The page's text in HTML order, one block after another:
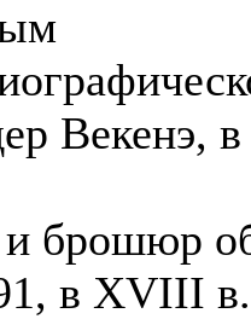
Векенэ,
и брошюр
в XVIII